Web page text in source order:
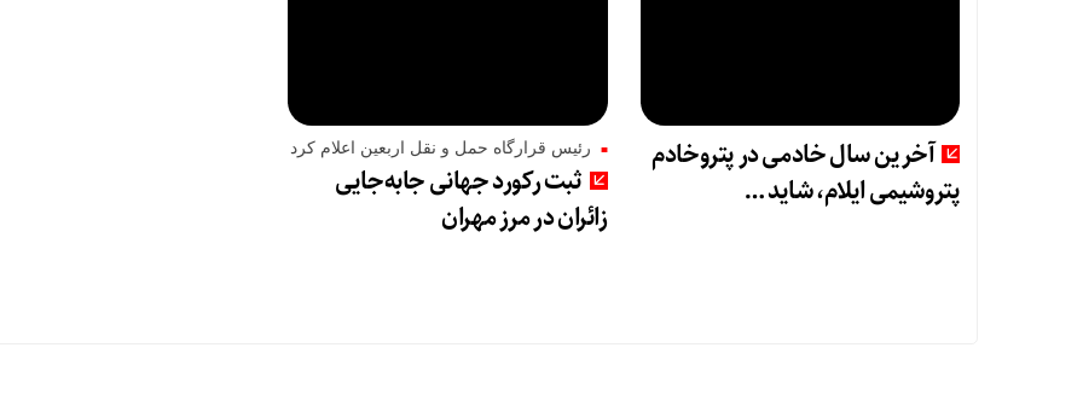
آخرین سال خادمی در پتروخادم
پتروشیمی ایلام، شاید …
رئیس قرارگاه حمل و نقل اربعین اعلام کرد
ثبت رکورد جهانی جابه‌جایی
زائران در مرز مهران